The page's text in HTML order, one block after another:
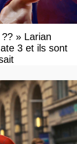
» Larian
3 et ils sont